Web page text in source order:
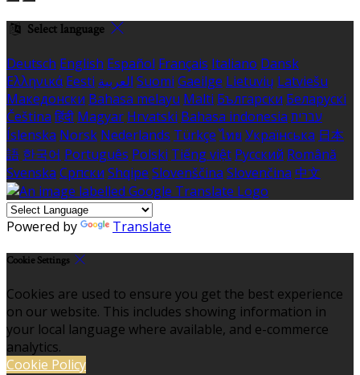
Select language
Deutsch English Español Français Italiano Dansk
Ελληνικά Eesti العربية Suomi Gaeilge Lietuvių Latviešu
Македонски Bahasa melayu Malti Български Беларускі
Čeština हिंदी Magyar Hrvatski Bahasa indonesia עברית
Íslenska Norsk Nederlands Türkçe ไทย Українська 日本
語 한국어 Português Polski Tiếng việt Русский Română
Svenska Српски Shqipe Slovenščina Slovenčina 中文
Powered by Translate
Cookie Settings
Cookies are used to ensure you get the best experience
on our website. This includes showing information in
your local language where available, and e-commerce
analytics.
Cookie Policy